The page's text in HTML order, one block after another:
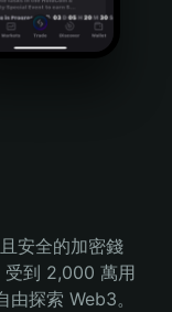
安全的加密錢
到 2,000 萬用
探索 Web3。